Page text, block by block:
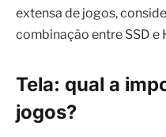
extensa de jogos,
combinação entre SSD e
Tela: qual a
jogos?